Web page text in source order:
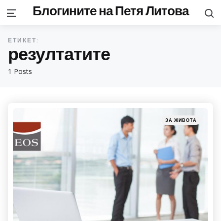
MenuБлогините на Петя Литова
1 Posts
ЕТИКЕТ:
резултатите
Categories
Posted
in
ЗА ЖИВОТА